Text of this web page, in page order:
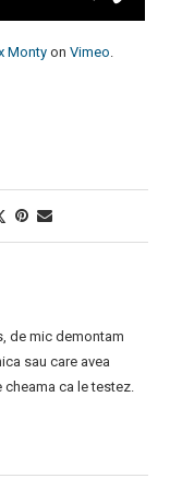
Monty on Vimeo
de mic demontam
sau care avea
ca le testez.